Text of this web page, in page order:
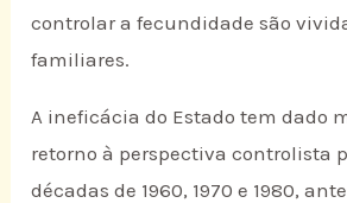
controlar a fecundidade são
familiares.
A ineficácia do Estado tem dado
retorno à perspectiva controlista
décadas de 1960, 1970 e 1980,